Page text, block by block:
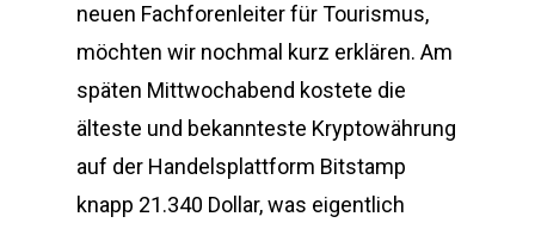
neuen Fachforenleiter für Tourismus,
möchten wir nochmal kurz erklären. Am
späten Mittwochabend kostete die
älteste und bekannteste Kryptowährung
auf der Handelsplattform Bitstamp
knapp 21.340 Dollar, was eigentlich